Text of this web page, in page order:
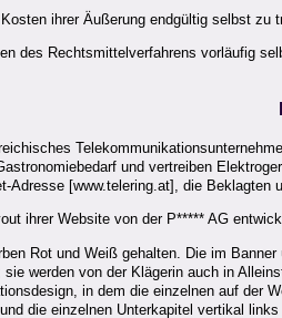
ihrer Äußerung endgültig selbst zu
des Rechtsmittelverfahrens vorläufig
und vertreiben
Adresse [www.telering.at], die Beklagten
ihrer Website von der P***** AG
Rot und Weiß gehalten. Die im
werden von der Klägerin auch in
in dem die einzelnen auf der
die einzelnen Unterkapitel vertikal